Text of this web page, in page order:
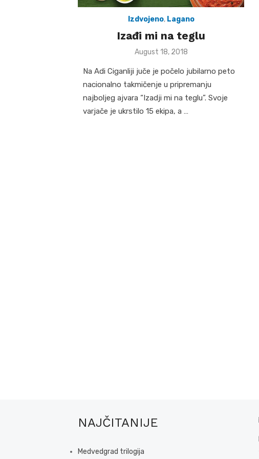
Izdvojeno, Lagano
Izađi mi na teglu
Posted
August 18, 2018
Na Adi Ciganliji juče je počelo jubilarno peto
nacionalno takmičenje u pripremanju
najboljeg ajvara “Izadji mi na teglu”. Svoje
varjače je ukrstilo 15 ekipa, a …
NAJČITANIJE
Medvedgrad trilogija